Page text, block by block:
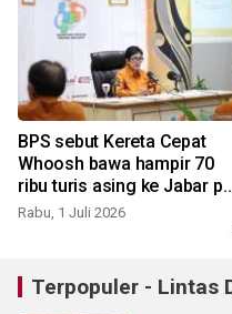
BPS sebut Kereta Cepat
Whoosh bawa hampir 70
ribu turis asing ke Jabar
Mei 2026
Rabu, 1 Juli 2026
Terpopuler - Lintas